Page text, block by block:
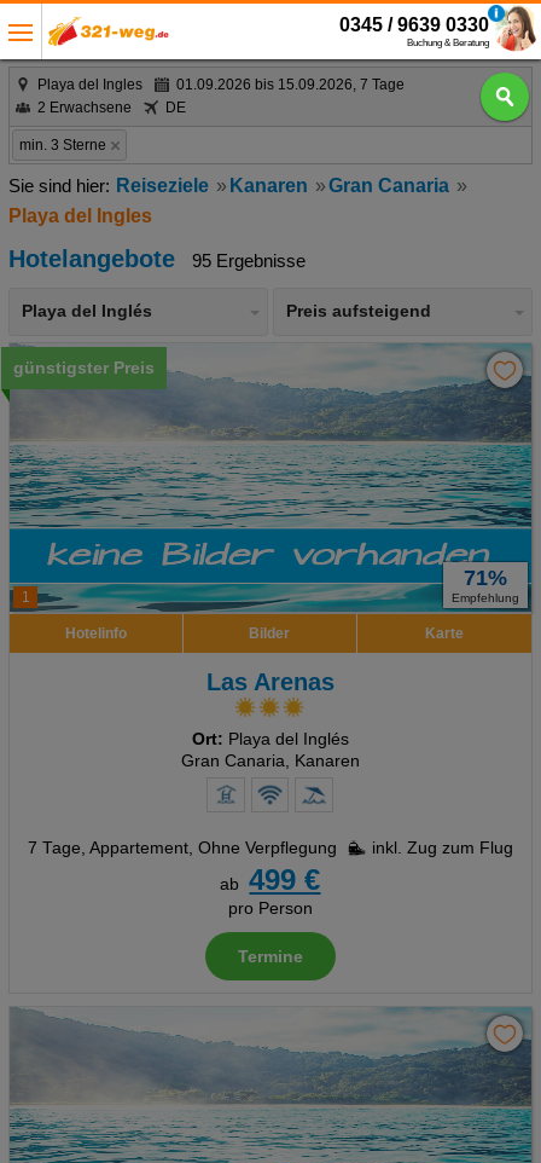
0345 / 9639 0330
Buchung & Beratung
Playa del Ingles
01.09.2026 bis 15.09.2026, 7 Tage
2 Erwachsene
DE
min. 3 Sterne
Reiseziele Kanaren
Gran Canaria
Playa del Ingles
Hotelangebote 95 Ergebnisse
Playa del Inglés Preis aufsteigend
1
günstigster Preis
71%
Empfehlung
Hotelinfo Bilder Karte
Las Arenas
Ort: Playa del Inglés
Gran Canaria, Kanaren
7 Tage, Appartement, Ohne Verpflegung
inkl. Zug zum Flug
ab
499 €
pro Person
Termine